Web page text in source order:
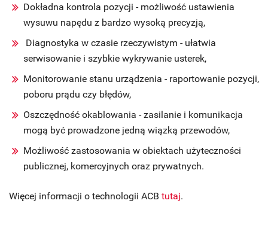
Dokładna kontrola pozycji - możliwość ustawienia
wysuwu napędu z bardzo wysoką precyzją,
Diagnostyka w czasie rzeczywistym - ułatwia
serwisowanie i szybkie wykrywanie usterek,
Monitorowanie stanu urządzenia - raportowanie pozycji,
poboru prądu czy błędów,
Oszczędność okablowania - zasilanie i komunikacja
mogą być prowadzone jedną wiązką przewodów,
Możliwość zastosowania w obiektach użyteczności
publicznej, komercyjnych oraz prywatnych.
Więcej informacji o technologii ACB tutaj.